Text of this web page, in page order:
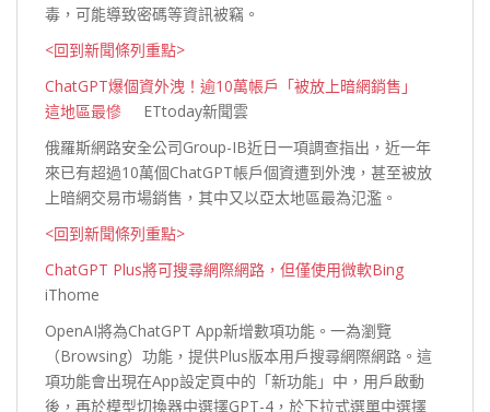
毒，可能導致密碼等資訊被竊。
<回到新聞條列重點>
ChatGPT爆個資外洩！逾10萬帳戶「被放上暗網銷售」
這地區最慘 ETtoday新聞雲
俄羅斯網路安全公司Group-IB近日一項調查指出，近一年
來已有超過10萬個ChatGPT帳戶個資遭到外洩，甚至被放
上暗網交易市場銷售，其中又以亞太地區最為氾濫。
<回到新聞條列重點>
ChatGPT Plus將可搜尋網際網路，但僅使用微軟Bing
iThome
OpenAI將為ChatGPT App新增數項功能。一為瀏覽
（Browsing）功能，提供Plus版本用戶搜尋網際網路。這
項功能會出現在App設定頁中的「新功能」中，用戶啟動
後，再於模型切換器中選擇GPT-4，於下拉式選單中選擇